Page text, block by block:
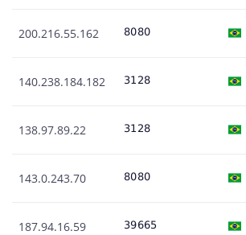
200.216.55.162
140.238.184.182
138.97.89.22
143.0.243.70
187.94.16.59